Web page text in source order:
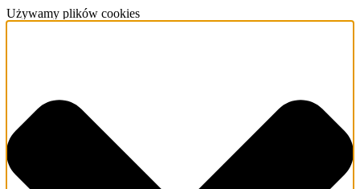
Używamy plików cookies